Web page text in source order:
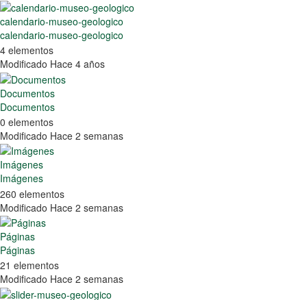
calendario-museo-geologico
calendario-museo-geologico
4 elementos
Modificado Hace 4 años
Documentos
Documentos
0 elementos
Modificado Hace 2 semanas
Imágenes
Imágenes
260 elementos
Modificado Hace 2 semanas
Páginas
Páginas
21 elementos
Modificado Hace 2 semanas